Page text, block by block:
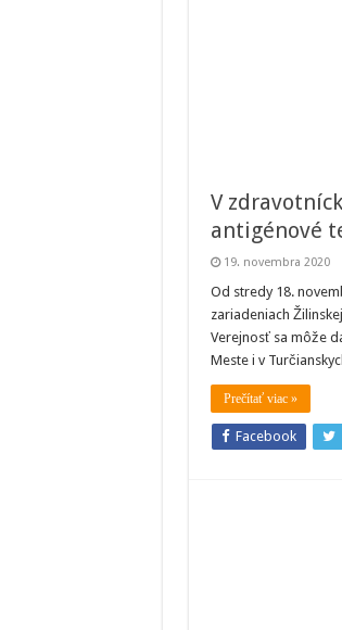
V
antigénové
19. novembra 2020
Od stredy 18.
zariadeniach
Verejnosť sa môže
Meste i v
Prečítať viac »
Facebook